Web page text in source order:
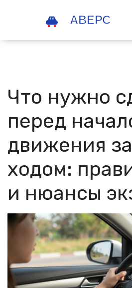
Что нужно
перед
движения
ходом:
и нюансы